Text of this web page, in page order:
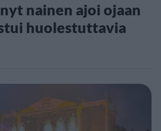
nainen ajoi ojaan
huolestuttavia